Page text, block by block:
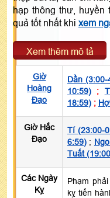
hạp thông thư,
quả tốt nhất khi xem
Xem thêm mô tả
Giờ
Hoàng
Đạo
Dần (3:00-
10:59) ;
18:59) ;
Giờ Hắc
Đạo
Tí (23:00-
6:59) ;
Tuất
Các Ngày
Kỵ
Phạm
kỵ tiến